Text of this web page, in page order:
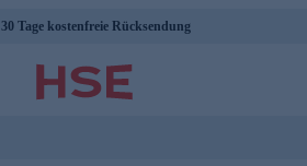
30 Tage kostenfreie Rücksendung